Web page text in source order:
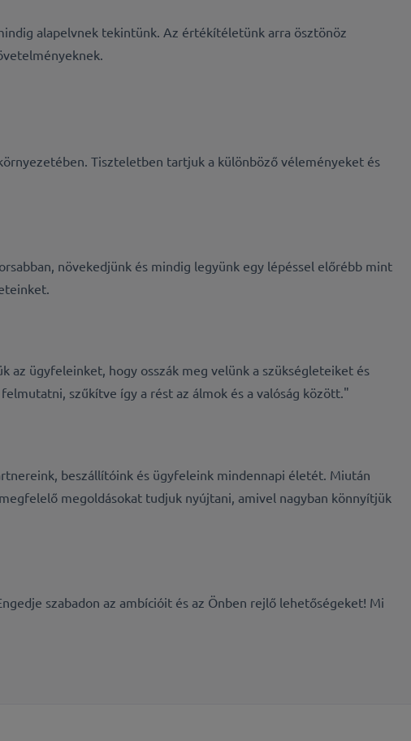
alapelvnek tekintünk. Az értékítéletünk arra ösztönöz
Tiszteletben tartjuk a különböző véleményeket és
növekedjünk és mindig legyünk egy lépéssel előrébb mint
az ügyfeleinket, hogy osszák meg velünk a szükségleteiket és
szűkítve így a rést az álmok és a valóság között."
beszállítóink és ügyfeleink mindennapi életét. Miután
megoldásokat tudjuk nyújtani, amivel nagyban könnyítjük
szabadon az ambícióit és az Önben rejlő lehetőségeket! Mi